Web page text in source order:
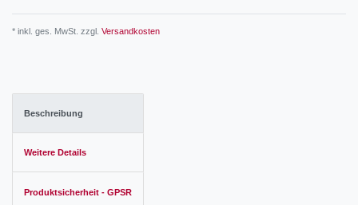
* inkl. ges. MwSt. zzgl. Versandkosten
Beschreibung
Weitere Details
Produktsicherheit - GPSR